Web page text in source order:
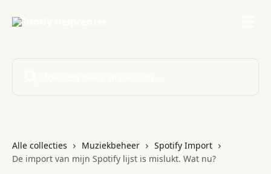
Alle collecties Muziekbeheer
Spotify Import
De import van mijn Spotify lijst is mislukt. Wat nu?